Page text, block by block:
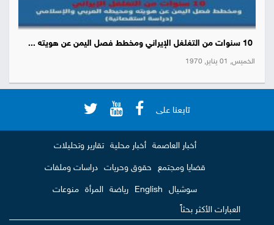
الخميس, 01 يناير, 1970
تابعنا على
أخبار العاصمة أخبار محلية تقارير وتحليلات
قضايا ومجتمع حقوق وحريات دراسات وملفات
سوشيال English رياضة المرأة منوعات
العبارات الأكثر بحثاً